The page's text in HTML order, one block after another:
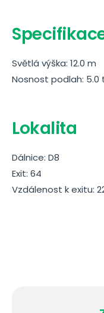
Světlá výška: 12.0 m
Nosnost podlah: 5.0
Lokalita
Dálnice: D8
Exit: 64
Vzdálenost k exitu: